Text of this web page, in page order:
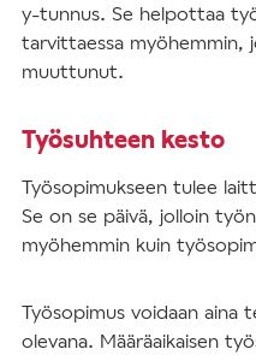
y-tunnus. Se helpottaa
tarvittaessa myöhemmin,
muuttunut.
Työsuhteen kesto
Työsopimukseen tulee
Se on se päivä, jolloin
myöhemmin kuin
Työsopimus voidaan aina
olevana. Määräaikaisen